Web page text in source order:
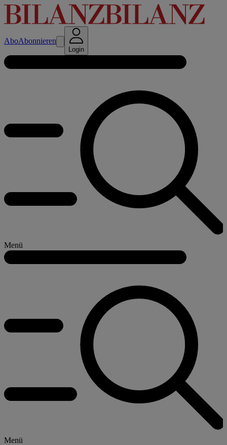
AboAbonnieren
Login
Menü
Menü